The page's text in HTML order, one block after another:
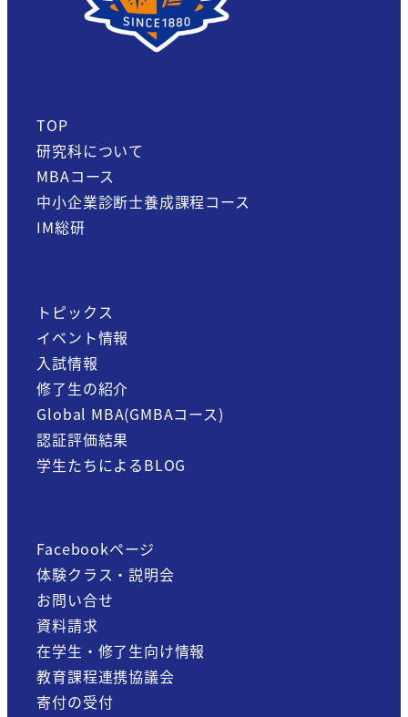
TOP
研究科について
MBAコース
中小企業診断士養成課程コース
IM総研
トピックス
イベント情報
入試情報
修了生の紹介
Global MBA(GMBAコース)
認証評価結果
学生たちによるBLOG
Facebookページ
体験クラス・説明会
お問い合せ
資料請求
在学生・修了生向け情報
教育課程連携協議会
寄付の受付